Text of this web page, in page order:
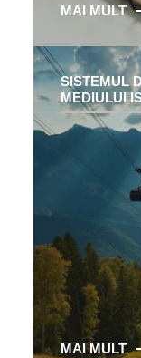
MAI MULT
SISTEMUL
MEDIULUI
MAI MULT